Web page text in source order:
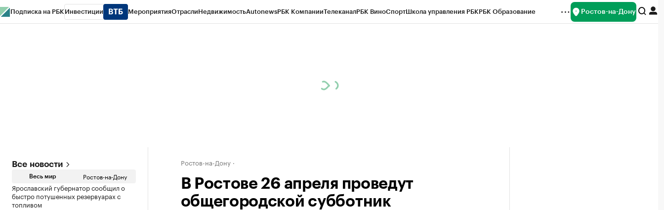
Подписка на РБК Инвестиции МероприятияОтраслиНедвижимостьAutonewsРБК КомпанииТелеканалРБК ВиноСпортШкола управления РБКРБК Образование Ростов-на-Дону
Все новости
Весь мир Ростов-на-Дону
Ярославский губернатор сообщил о
быстро потушенных резервуарах с
топливом
Ростов-на-Дону
В Ростове 26 апреля проведут
общегородской субботник